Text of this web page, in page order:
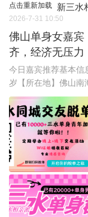
点击重新加载 新三水
2026-7-31 10:50
佛山单身女嘉
齐，经济无压力
今日嘉宾推荐基本信
岁【所在地】佛山南